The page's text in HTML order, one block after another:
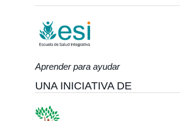
Aprender para ayudar
UNA INICIATIVA DE